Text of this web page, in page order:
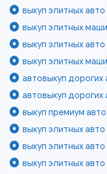
выкуп элитных
выкуп элитных
выкуп элитных
выкуп элитных
автовыкуп
автовыкуп дорогих
выкуп премиум
выкуп элитных
выкуп элитных
выкуп элитных